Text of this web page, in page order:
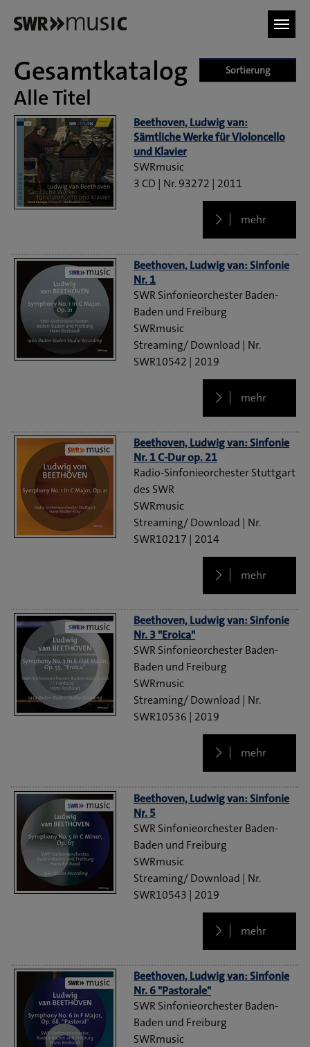
Sortierung
Gesamtkatalog
Alle Titel
Beethoven, Ludwig van:
Sämtliche Werke für Violoncello
und Klavier
SWRmusic
3 CD
93272 2011
mehr
Beethoven, Ludwig van: Sinfonie
Nr. 1
SWR Sinfonieorchester Baden-
Baden und Freiburg
SWRmusic
Streaming/ Download
SWR10542
2019
mehr
Beethoven, Ludwig van: Sinfonie
Nr. 1 C-Dur op. 21
Radio-Sinfonieorchester Stuttgart
des SWR
SWRmusic
Streaming/ Download
SWR10217
2014
mehr
Beethoven, Ludwig van: Sinfonie
Nr. 3 "Eroica"
SWR Sinfonieorchester Baden-
Baden und Freiburg
SWRmusic
Streaming/ Download
SWR10536
2019
mehr
Beethoven, Ludwig van: Sinfonie
Nr. 5
SWR Sinfonieorchester Baden-
Baden und Freiburg
SWRmusic
Streaming/ Download
SWR10543
2019
mehr
Beethoven, Ludwig van: Sinfonie
Nr. 6 "Pastorale"
SWR Sinfonieorchester Baden-
Baden und Freiburg
SWRmusic